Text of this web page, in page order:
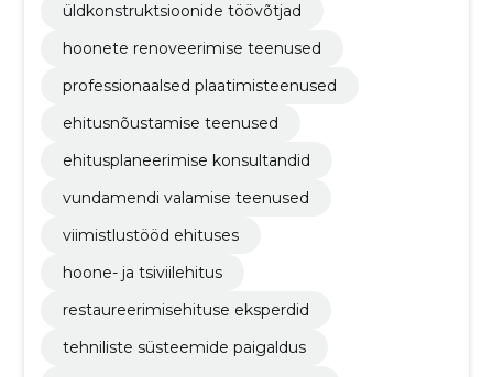
üldkonstruktsioonide töövõtjad
hoonete renoveerimise teenused
professionaalsed plaatimisteenused
ehitusnõustamise teenused
ehitusplaneerimise konsultandid
vundamendi valamise teenused
viimistlustööd ehituses
hoone- ja tsiviilehitus
restaureerimisehituse eksperdid
tehniliste süsteemide paigaldus